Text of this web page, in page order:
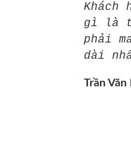
Khách
gì là
phải
dài
Trần Văn